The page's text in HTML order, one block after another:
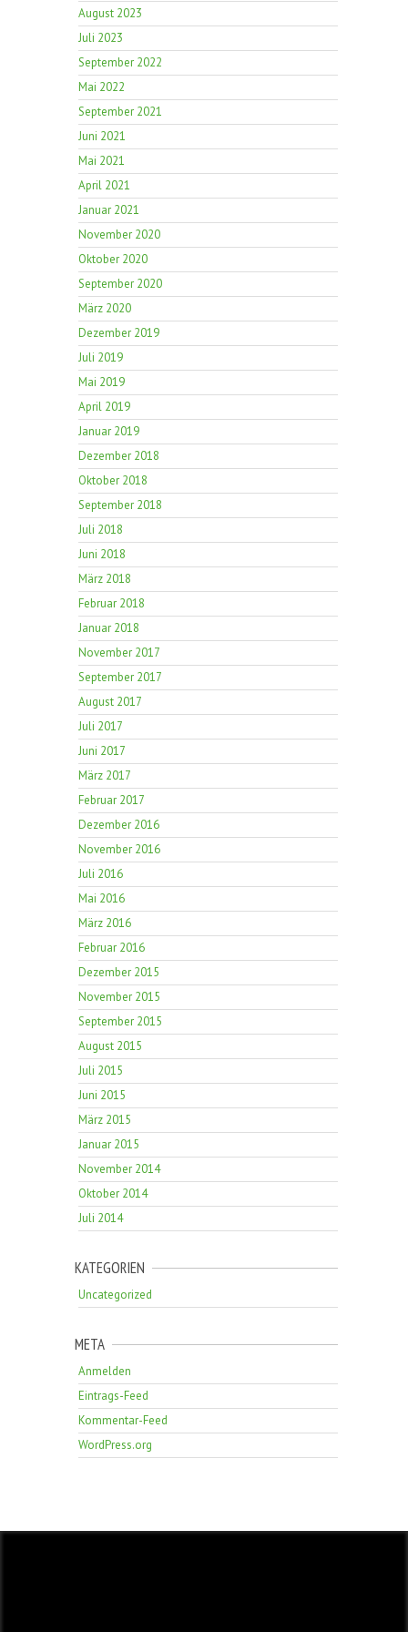
August 2023
Juli 2023
September 2022
Mai 2022
September 2021
Juni 2021
Mai 2021
April 2021
Januar 2021
November 2020
Oktober 2020
September 2020
März 2020
Dezember 2019
Juli 2019
Mai 2019
April 2019
Januar 2019
Dezember 2018
Oktober 2018
September 2018
Juli 2018
Juni 2018
März 2018
Februar 2018
Januar 2018
November 2017
September 2017
August 2017
Juli 2017
Juni 2017
März 2017
Februar 2017
Dezember 2016
November 2016
Juli 2016
Mai 2016
März 2016
Februar 2016
Dezember 2015
November 2015
September 2015
August 2015
Juli 2015
Juni 2015
März 2015
Januar 2015
November 2014
Oktober 2014
Juli 2014
KATEGORIEN
Uncategorized
META
Anmelden
Eintrags-Feed
Kommentar-Feed
WordPress.org